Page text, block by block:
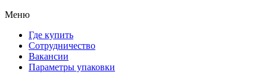
Меню
Где купить
Сотрудничество
Вакансии
Параметры упаковки